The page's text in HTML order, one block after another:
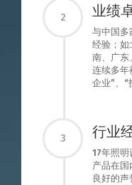
2 业绩
与中国多
经验；如
南、广东
连续多年
企业”、“
3 行业
17年照
产品在国
良好的